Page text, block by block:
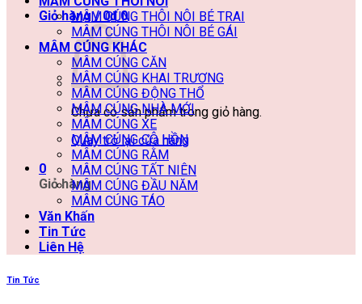
Giỏ hàng /0₫ 0
Chưa có sản phẩm trong giỏ hàng.
Quay trở lại cửa hàng
0
Giỏ hàng
MÂM CÚNG THÔI NÔI BÉ TRAI
MÂM CÚNG THÔI NÔI BÉ GÁI
MÂM CÚNG KHÁC
MÂM CÚNG CĂN
MÂM CÚNG KHAI TRƯƠNG
MÂM CÚNG ĐỘNG THỔ
MÂM CÚNG NHÀ MỚI
MÂM CÚNG XE
MÂM CÚNG CÔ HỒN
MÂM CÚNG RẰM
MÂM CÚNG TẤT NIÊN
MÂM CÚNG ĐẦU NĂM
MÂM CÚNG TÁO
Văn Khấn
Tin Tức
Liên Hệ
Tin Tức